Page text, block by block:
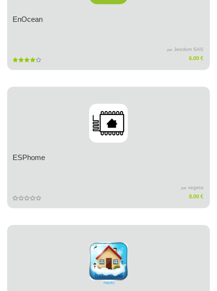
EnOcean
par Jeedom SAS
6.00 €
ESPhome
par vegeta
8.00 €